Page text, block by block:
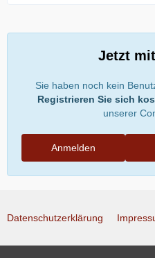
Jetzt
Sie haben noch kein
Registrieren Sie sich
unserer
Anmelden
Datenschutzerklärung